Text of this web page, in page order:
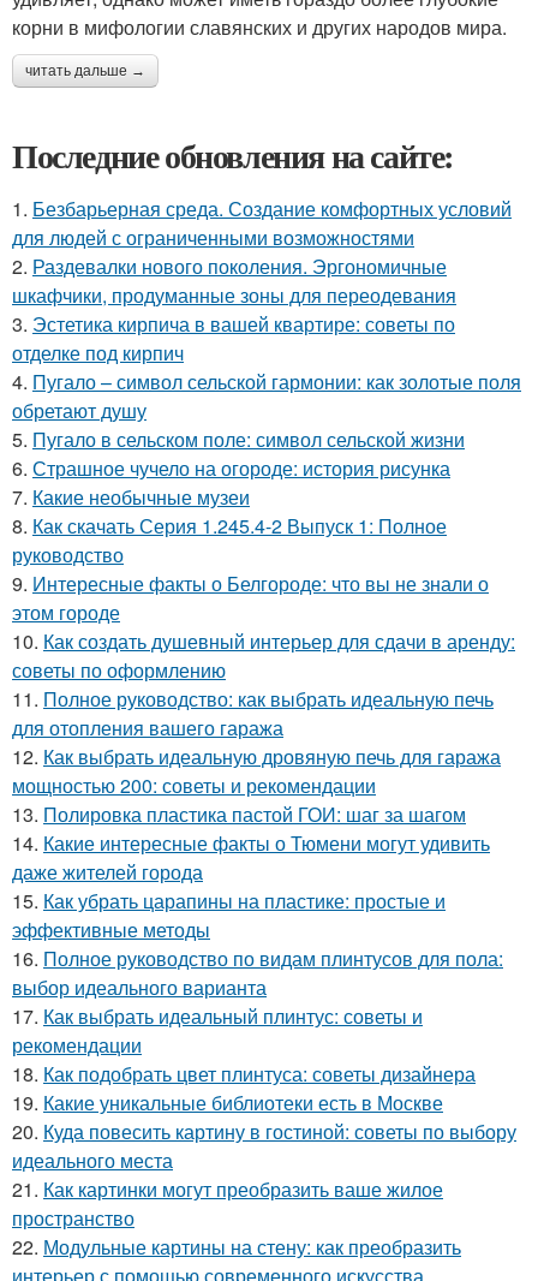
корни в мифологии славянских и других народов мира.
читать дальше →
Последние обновления на сайте:
1. Безбарьерная среда. Создание комфортных условий
для людей с ограниченными возможностями
2. Раздевалки нового поколения. Эргономичные
шкафчики, продуманные зоны для переодевания
3. Эстетика кирпича в вашей квартире: советы по
отделке под кирпич
4. Пугало – символ сельской гармонии: как золотые поля
обретают душу
5. Пугало в сельском поле: символ сельской жизни
6. Страшное чучело на огороде: история рисунка
7. Какие необычные музеи
8. Как скачать Серия 1.245.4-2 Выпуск 1: Полное
руководство
9. Интересные факты о Белгороде: что вы не знали о
этом городе
10. Как создать душевный интерьер для сдачи в аренду:
советы по оформлению
11. Полное руководство: как выбрать идеальную печь
для отопления вашего гаража
12. Как выбрать идеальную дровяную печь для гаража
мощностью 200: советы и рекомендации
13. Полировка пластика пастой ГОИ: шаг за шагом
14. Какие интересные факты о Тюмени могут удивить
даже жителей города
15. Как убрать царапины на пластике: простые и
эффективные методы
16. Полное руководство по видам плинтусов для пола:
выбор идеального варианта
17. Как выбрать идеальный плинтус: советы и
рекомендации
18. Как подобрать цвет плинтуса: советы дизайнера
19. Какие уникальные библиотеки есть в Москве
20. Куда повесить картину в гостиной: советы по выбору
идеального места
21. Как картинки могут преобразить ваше жилое
пространство
22. Модульные картины на стену: как преобразить